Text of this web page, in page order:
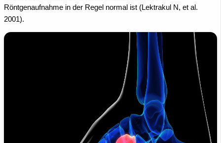
Röntgenaufnahme in der Regel normal ist (Lektrakul N, et al.
2001).